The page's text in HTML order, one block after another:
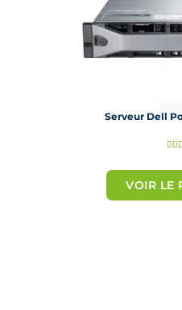
Serveur Dell

VOIR LE